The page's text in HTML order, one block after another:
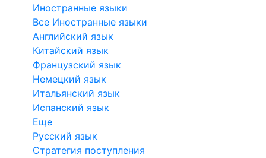
Иностранные языки
Все Иностранные языки
Английский язык
Китайский язык
Французский язык
Немецкий язык
Итальянский язык
Испанский язык
Еще
Русский язык
Стратегия поступления